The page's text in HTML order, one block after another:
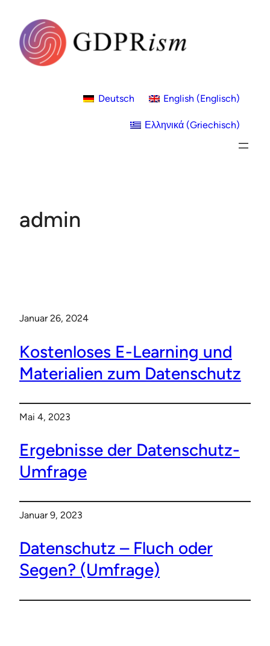
Inhalt
springen
Deutsch English (Englisch)
Ελληνικά (Griechisch)
admin
Januar 26, 2024
Kostenloses E-Learning und
Materialien zum Datenschutz
Mai 4, 2023
Ergebnisse der Datenschutz-
Umfrage
Januar 9, 2023
Datenschutz – Fluch oder
Segen? (Umfrage)